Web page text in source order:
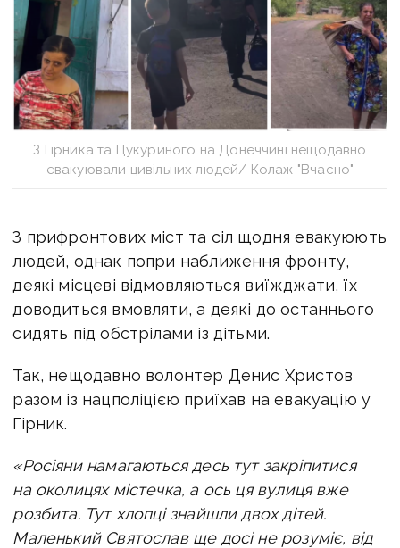
З Гірника та Цукуриного на Донеччині нещодавно
евакуювали цивільних людей/ Колаж "Вчасно"
З прифронтових міст та сіл щодня евакуюють
людей, однак попри наближення фронту,
деякі місцеві відмовляються виїжджати, їх
доводиться вмовляти, а деякі до останнього
сидять під обстрілами із дітьми.
Так, нещодавно волонтер Денис Христов
разом із нацполіцією приїхав на евакуацію у
Гірник.
«Росіяни намагаються десь тут закріпитися
на околицях містечка, а ось ця вулиця вже
розбита. Тут хлопці знайшли двох дітей.
Маленький Святослав ще досі не розуміє, від